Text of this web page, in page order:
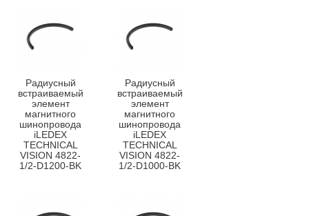
Радиусный
встраиваемый
элемент
магнитного
шинопровода
iLEDEX
TECHNICAL
VISION 4822-
1/2-D1200-BK
Радиусный
встраиваемый
элемент
магнитного
шинопровода
iLEDEX
TECHNICAL
VISION 4822-
1/2-D1000-BK